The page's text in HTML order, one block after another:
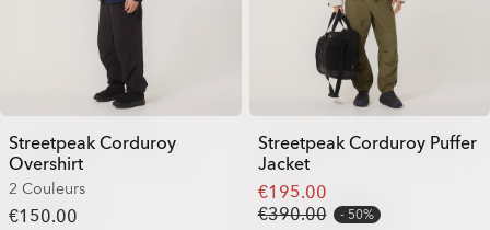
Streetpeak Corduroy
Overshirt
2 Couleurs
€150.00
Streetpeak Corduroy Puffer
Jacket
€195.00
€390.00
50%